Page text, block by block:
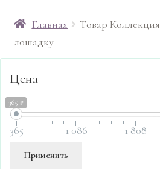
Главная Товар Коллекция
лошадку
Цена
365 ₽
365 1 086 1 808
Применить